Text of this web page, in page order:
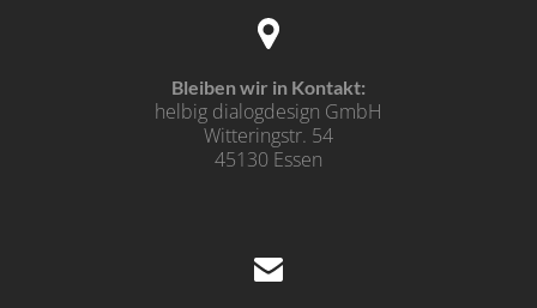
Bleiben wir in Kontakt:
helbig dialogdesign GmbH
Witteringstr. 54
45130 Essen